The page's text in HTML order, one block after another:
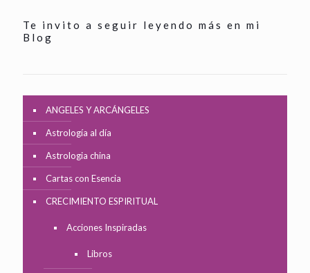
Te invito a seguir leyendo más en mi
Blog
ANGELES Y ARCÁNGELES
Astrología al día
Astrologia china
Cartas con Esencia
CRECIMIENTO ESPIRITUAL
Acciones Inspiradas
Libros